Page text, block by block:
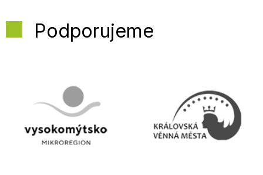
Podporujeme